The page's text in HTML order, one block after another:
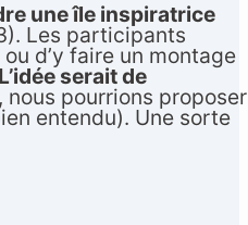
une île inspiratrice
Les participants
d’y faire un montage
L’idée serait de
pourrions proposer
entendu). Une sorte